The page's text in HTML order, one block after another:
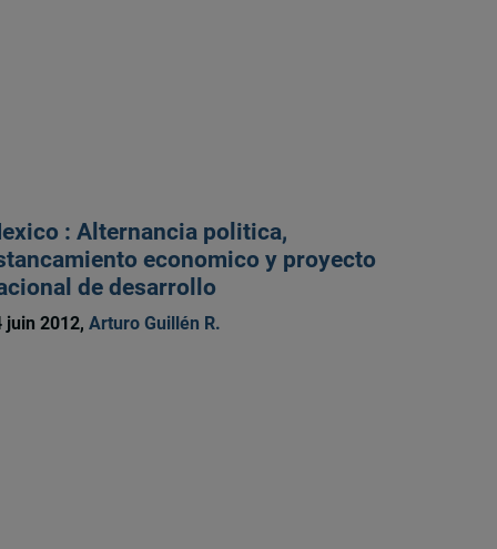
: Alternancia politica,
economico y proyecto
de desarrollo
juin 2012, Arturo Guillén R.